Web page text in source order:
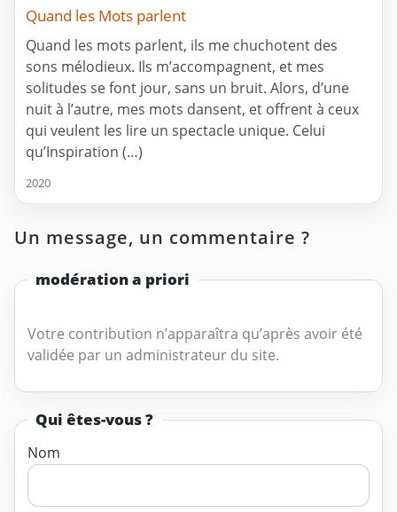
Quand les Mots parlent
Quand les mots parlent, ils me chuchotent des
sons mélodieux. Ils m’accompagnent, et mes
solitudes se font jour, sans un bruit. Alors, d’une
nuit à l’autre, mes mots dansent, et offrent à ceux
qui veulent les lire un spectacle unique. Celui
qu’Inspiration (…)
2020
Un message, un commentaire ?
modération a priori
Votre contribution n’apparaîtra qu’après avoir été
validée par un administrateur du site.
Qui êtes-vous ?
Nom